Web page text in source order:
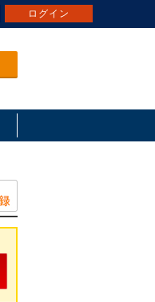
ログイン